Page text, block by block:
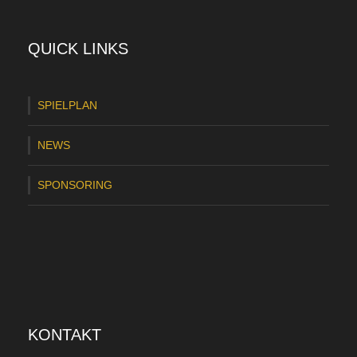
u
a
n
e
r
e
QUICK LINKS
SPIELPLAN
NEWS
SPONSORING
KONTAKT